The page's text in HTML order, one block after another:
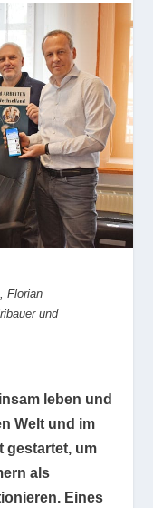
Florian
und
leben und
Welt und im
gestartet, um
als
Eines